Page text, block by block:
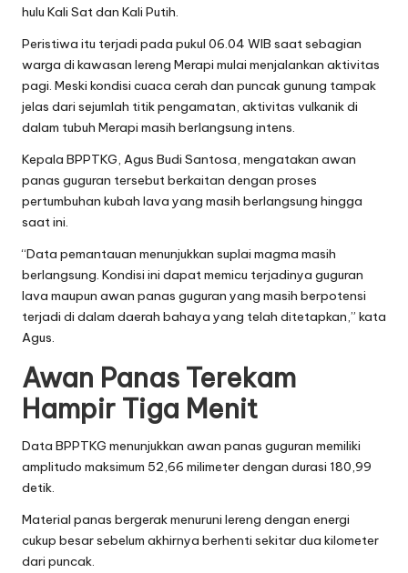
hulu Kali Sat dan Kali Putih.
Peristiwa itu terjadi pada pukul 06.04 WIB saat sebagian
warga di kawasan lereng Merapi mulai menjalankan aktivitas
pagi. Meski kondisi cuaca cerah dan puncak gunung tampak
jelas dari sejumlah titik pengamatan, aktivitas vulkanik di
dalam tubuh Merapi masih berlangsung intens.
Kepala BPPTKG, Agus Budi Santosa, mengatakan awan
panas guguran tersebut berkaitan dengan proses
pertumbuhan kubah lava yang masih berlangsung hingga
saat ini.
“Data pemantauan menunjukkan suplai magma masih
berlangsung. Kondisi ini dapat memicu terjadinya guguran
lava maupun awan panas guguran yang masih berpotensi
terjadi di dalam daerah bahaya yang telah ditetapkan,” kata
Agus.
Awan Panas Terekam
Hampir Tiga Menit
Data BPPTKG menunjukkan awan panas guguran memiliki
amplitudo maksimum 52,66 milimeter dengan durasi 180,99
detik.
Material panas bergerak menuruni lereng dengan energi
cukup besar sebelum akhirnya berhenti sekitar dua kilometer
dari puncak.